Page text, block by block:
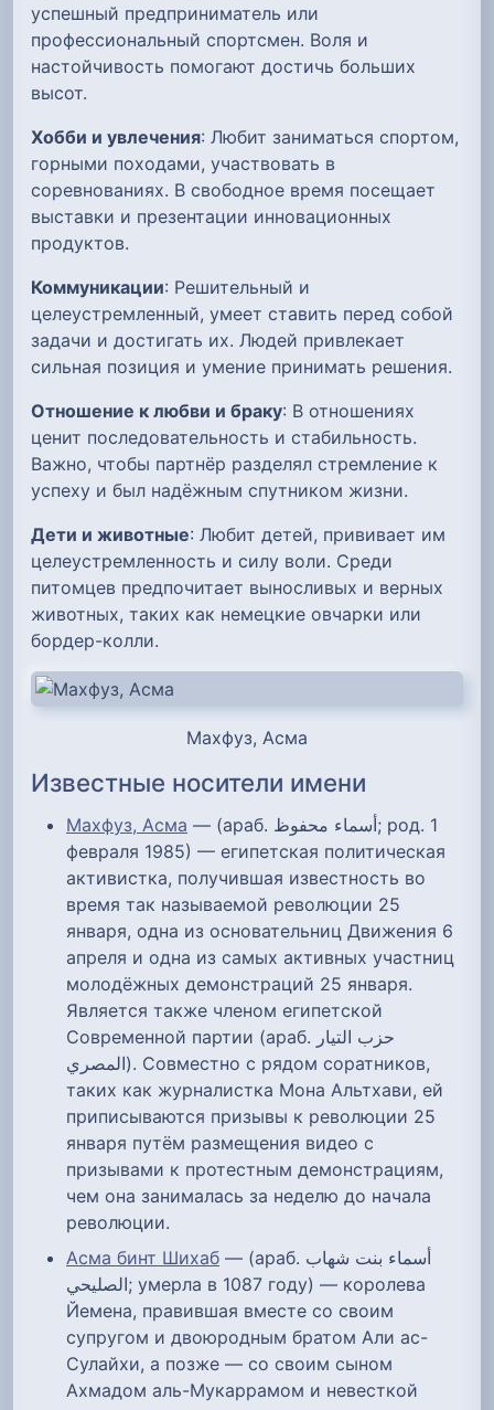
успешный предприниматель или
профессиональный спортсмен. Воля и
настойчивость помогают достичь больших
высот.
Хобби и увлечения: Любит заниматься спортом,
горными походами, участвовать в
соревнованиях. В свободное время посещает
выставки и презентации инновационных
продуктов.
Коммуникации: Решительный и
целеустремленный, умеет ставить перед собой
задачи и достигать их. Людей привлекает
сильная позиция и умение принимать решения.
Отношение к любви и браку: В отношениях
ценит последовательность и стабильность.
Важно, чтобы партнёр разделял стремление к
успеху и был надёжным спутником жизни.
Дети и животные: Любит детей, прививает им
целеустремленность и силу воли. Среди
питомцев предпочитает выносливых и верных
животных, таких как немецкие овчарки или
бордер-колли.
Махфуз, Асма
Известные носители имени
Махфуз, Асма — (араб. أسماء محفوظ‎; род. 1
февраля 1985) — египетская политическая
активистка, получившая известность во
время так называемой революции 25
января, одна из основательниц Движения 6
апреля и одна из самых активных участниц
молодёжных демонстраций 25 января.
Является также членом египетской
Современной партии (араб. حزب التيار
المصري‎). Совместно с рядом соратников,
таких как журналистка Мона Альтхави, ей
приписываются призывы к революции 25
января путём размещения видео с
призывами к протестным демонстрациям,
чем она занималась за неделю до начала
революции.
Асма бинт Шихаб — (араб. أسماء بنت شهاب
الصليحي‎; умерла в 1087 году) — королева
Йемена, правившая вместе со своим
супругом и двоюродным братом Али ас-
Сулайхи, а позже — со своим сыном
Ахмадом аль-Мукаррамом и невесткой